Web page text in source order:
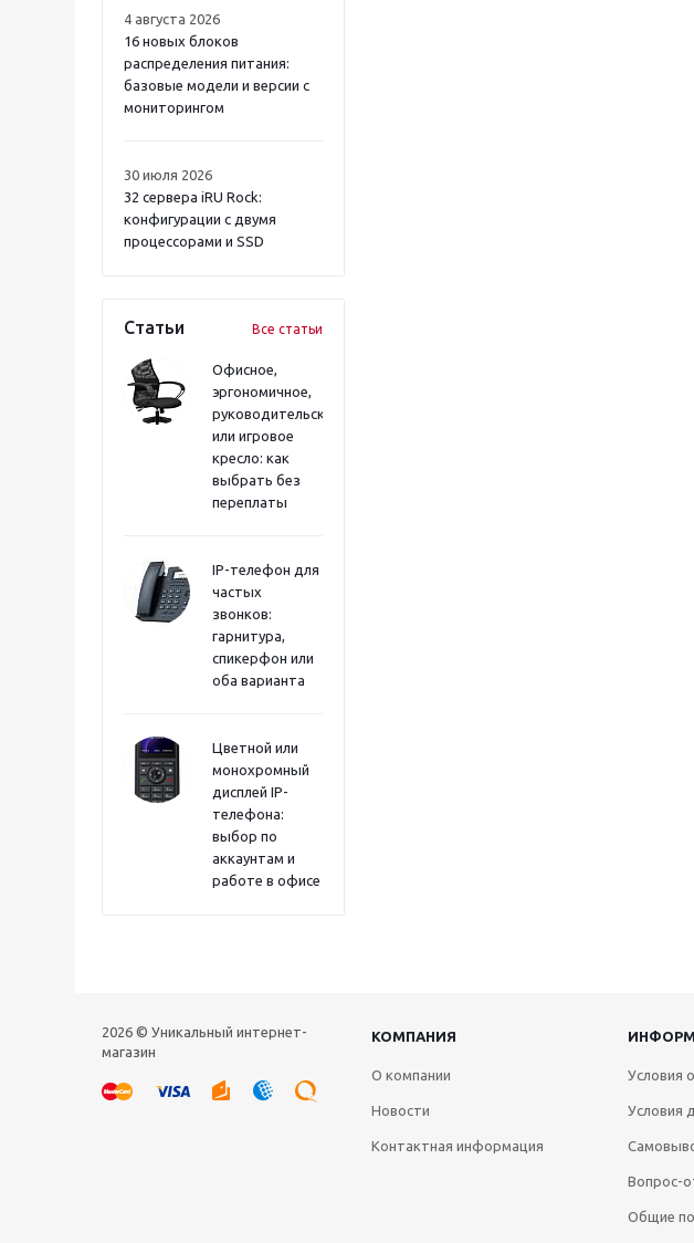
4 августа 2026
16 новых блоков
распределения питания:
базовые модели и версии с
мониторингом
30 июля 2026
32 сервера iRU Rock:
конфигурации с двумя
процессорами и SSD
Статьи Все статьи
Офисное,
эргономичное,
руководительское
или игровое
кресло: как
выбрать без
переплаты
IP-телефон для
частых
звонков:
гарнитура,
спикерфон или
оба варианта
Цветной или
монохромный
дисплей IP-
телефона:
выбор по
аккаунтам и
работе в офисе
2026 © Уникальный интернет-
магазин
КОМПАНИЯ
О компании
Новости
Контактная информация
Условия
Условия
Вопрос-
Общие